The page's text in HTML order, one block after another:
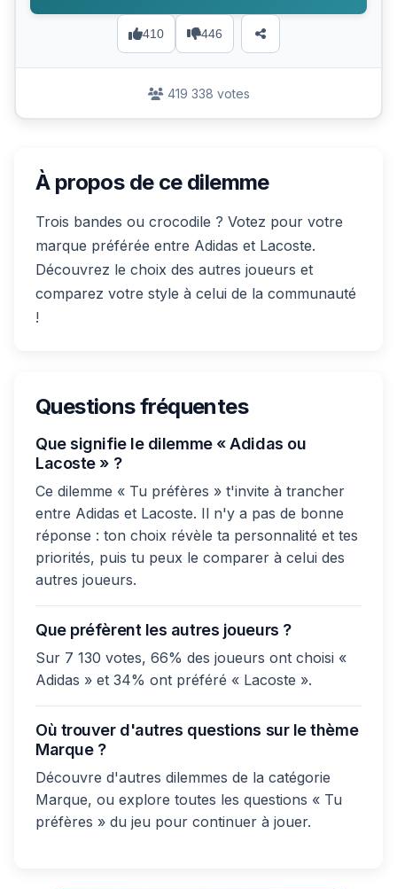
410 446
419 338 votes
À propos de ce dilemme
Trois bandes ou crocodile ? Votez pour votre
marque préférée entre Adidas et Lacoste.
Découvrez le choix des autres joueurs et
comparez votre style à celui de la communauté
!
Questions fréquentes
Que signifie le dilemme « Adidas ou
Lacoste » ?
Ce dilemme « Tu préfères » t'invite à trancher
entre Adidas et Lacoste. Il n'y a pas de bonne
réponse : ton choix révèle ta personnalité et tes
priorités, puis tu peux le comparer à celui des
autres joueurs.
Que préfèrent les autres joueurs ?
Sur 7 130 votes, 66% des joueurs ont choisi «
Adidas » et 34% ont préféré « Lacoste ».
Où trouver d'autres questions sur le thème
Marque ?
Découvre d'autres dilemmes de la catégorie
Marque, ou explore toutes les questions « Tu
préfères » du jeu pour continuer à jouer.